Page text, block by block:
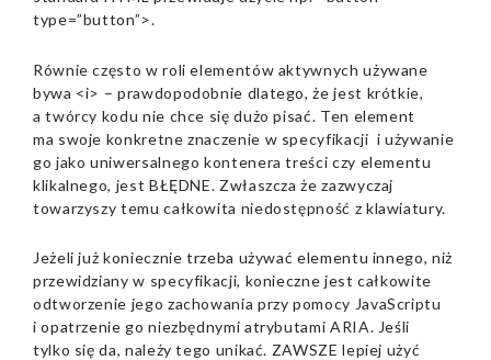
type=”button”>.
Równie często w roli elementów aktywnych używane
bywa <i> – prawdopodobnie dlatego, że jest krótkie,
a twórcy kodu nie chce się dużo pisać. Ten element
ma swoje konkretne znaczenie w specyfikacji i używanie
go jako uniwersalnego kontenera treści czy elementu
klikalnego, jest BŁĘDNE. Zwłaszcza że zazwyczaj
towarzyszy temu całkowita niedostępność z klawiatury.
Jeżeli już koniecznie trzeba używać elementu innego, niż
przewidziany w specyfikacji, konieczne jest całkowite
odtworzenie jego zachowania przy pomocy JavaScriptu
i opatrzenie go niezbędnymi atrybutami ARIA. Jeśli
tylko się da, należy tego unikać. ZAWSZE lepiej użyć